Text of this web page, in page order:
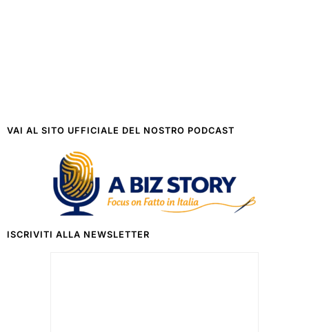
VAI AL SITO UFFICIALE DEL NOSTRO PODCAST
ISCRIVITI ALLA NEWSLETTER